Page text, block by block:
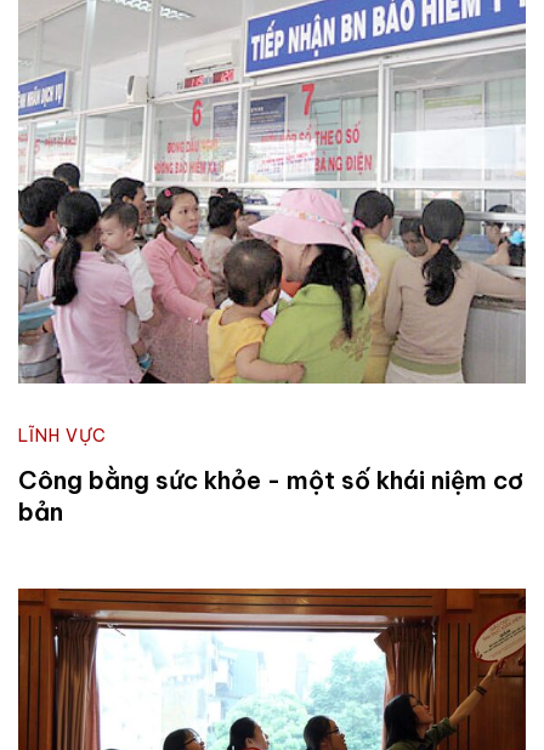
LĨNH VỰC
Công bằng sức khỏe - một số khái niệm cơ
bản